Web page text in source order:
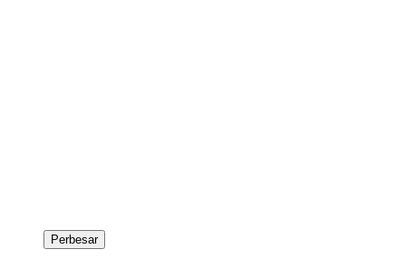
Perbesar